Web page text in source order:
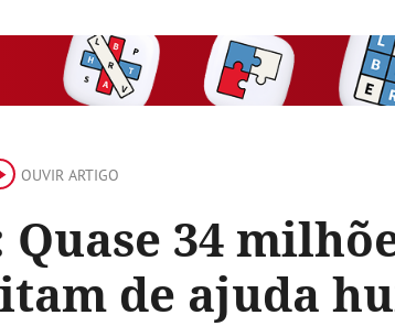
OUVIR ARTIGO
Quase 34
de ajuda